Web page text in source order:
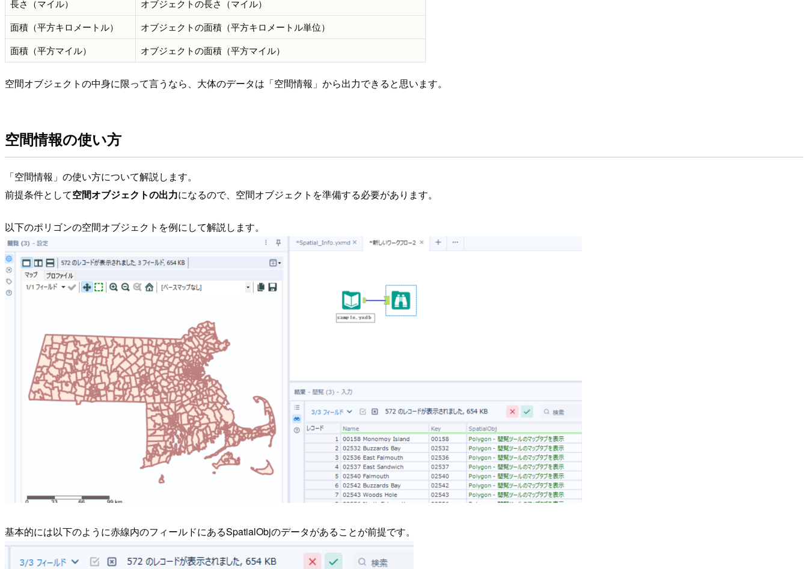
長さ（マイル）
オブジェクトの長さ（マイル）
面積（平方キロメートル）
オブジェクトの面積（平方キロメートル単位）
面積（平方マイル）
オブジェクトの面積（平方マイル）
空間オブジェクトの中身に限って言うなら、大体のデータは「空間情報」から出力できると思います。
空間情報の使い方
「空間情報」の使い方について解説します。
前提条件として空間オブジェクトの出力になるので、空間オブジェクトを準備する必要があります。
以下のポリゴンの空間オブジェクトを例にして解説します。
基本的には以下のように赤線内のフィールドにあるSpatialObjのデータがあることが前提です。